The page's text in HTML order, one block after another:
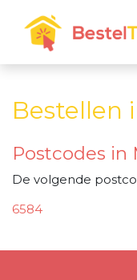
Bestellen
Postcodes in
De volgende
6584